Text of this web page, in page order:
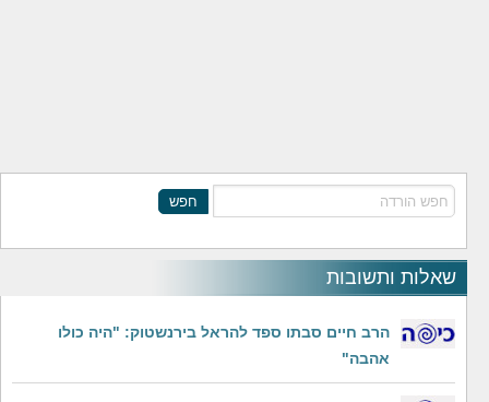
חפש
שאלות ותשובות
הרב חיים סבתו ספד להראל בירנשטוק: "היה כולו
אהבה"